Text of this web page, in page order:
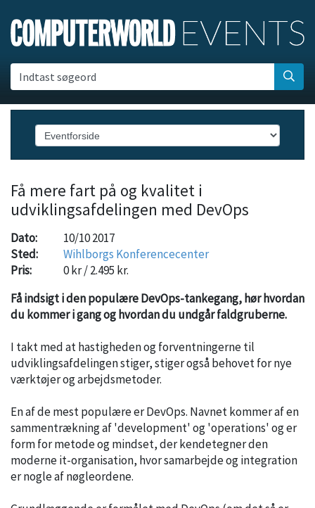
Indtast søgeord
Få mere fart på og kvalitet i
udviklingsafdelingen med DevOps
Dato:
10/10 2017
Sted:
Wihlborgs Konferencecenter
Pris:
0 kr / 2.495 kr.
Få indsigt i den populære DevOps-tankegang, hør hvordan
du kommer i gang og hvordan du undgår faldgruberne.
I takt med at hastigheden og forventningerne til
udviklingsafdelingen stiger, stiger også behovet for nye
værktøjer og arbejdsmetoder.
En af de mest populære er DevOps. Navnet kommer af en
sammentrækning af 'development' og 'operations' og er
form for metode og mindset, der kendetegner den
moderne it-organisation, hvor samarbejde og integration
er nogle af nøgleordene.